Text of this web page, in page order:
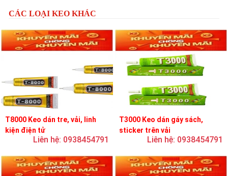
CÁC LOẠI KEO KHÁC
T8000 Keo dán tre, vải, linh
kiện điện tử
Liên hệ: 0938454791
T3000 Keo dán gáy sách,
sticker trên vải
Liên hệ: 0938454791